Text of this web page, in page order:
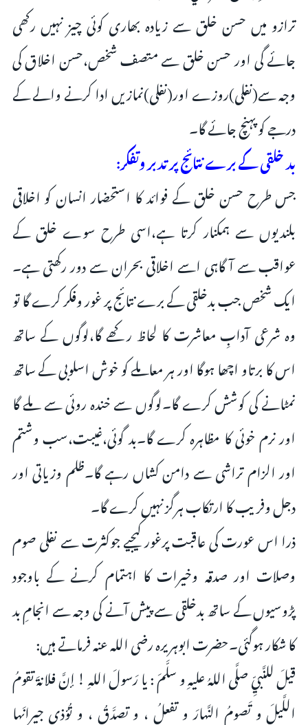
ترازو ميں حسن خلق سے زياده بھاری کوئی چیز نہیں رکھی
جائے گی اور حسن خلق سے متصف شخص،حسن اخلاق کی
وجہ سے(نفلی)روزے اور(نفلی)نمازیں ادا کرنے والے کے
درجے کو پہنچ جائے گا۔
بد خلقی کے برے نتائج پر تدبر وتفکر:
جس طرح حسن خلق کے فوائد کا استحضار انسان کو اخلاقی
بلندیوں سے ہمکنار کرتا ہے،اسی طرح سوے خلق کے
عواقب سے آگاہی اسے اخلاقی بحران سے دور رکھتی ہے۔
ایک شخص جب بدخلقی کے برے نتائج پر غور وفکر کرے گا تو
وہ شرعی آدابِ معاشرت کا لحاظ رکھے گا،لوگوں کے ساتھ
اس کا برتاو اچھا ہوگا اور ہر معاملے کو خوش اسلوبی کے ساتھ
نمٹانے کی کوشش کرے گا۔لوگوں سے خندہ روئی سے ملے گا
اور نرم خوئی کا مظاہرہ کرے گا۔بد گوئی،غیبت،سب وشتم
اور الزام تراشی سے دامن کشاں رہے گا۔ظلم وزیاتی اور
دجل وفریب کا ارتکاب ہرگز نہیں کرے گا۔
ذرا اس عورت کی عاقبت پرغور کیجیے جوکثرت سے نفلی صوم
وصلات اور صدقہ وخیرات کا اہتمام کرنے کے باوجود
پڑوسیوں کے ساتھ بدخلقی سے پیش آنے کی وجہ سے انجامِ بد
کا شکار ہوگئی۔حضرت ابوہریرہ رضی اللہ عنہ فرماتے ہیں:
قيلَ للنَّبيِّ صلَّى اللهُ عليهِ و سلَّمَ : يا رَسولَ اللهِ ! إنَّ فلانةَ تقومُ
اللَّيلَ و تَصومُ النَّهارَ و تفعلُ ، و تصدَّقُ ، و تُؤذي جيرانَها